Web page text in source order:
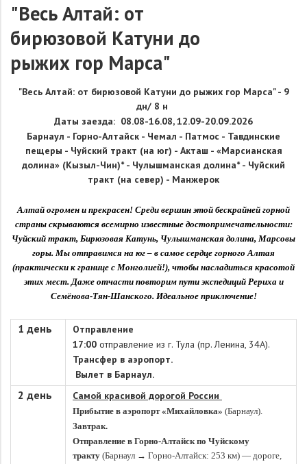
"Весь Алтай: от
бирюзовой Катуни до
рыжих гор Марса"
"Весь Алтай: от бирюзовой Катуни до рыжих гор Марса"- 9
дн/ 8 н
Даты заезда: 08.08-16.08, 12.09-20.09.2026
Барнаул - Горно-Алтайск - Чемал - Патмос - Тавдинские
пещеры - Чуйский тракт (на юг) - Акташ - «Марсианская
долина» (Кызыл-Чин)* - Чулышманская долина* - Чуйский
тракт (на север) - Манжерок
Алтай огромен и прекрасен! Среди вершин этой бескрайней горной
страны скрываются всемирно известные достопримечательности:
Чуйский тракт, Бирюзовая Катунь, Чулышманская долина, Марсовы
горы. Мы отправимся на юг – в самое сердце горного Алтая
(практически к границе с Монголией!), чтобы насладиться красотой
этих мест. Даже отчасти повторим пути экспедиций Рериха и
Семёнова-Тян-Шанского. Идеальное приключение!
1 день
Отправление
17:00 отправление из г. Тула (пр. Ленина, 34А).
Трансфер в аэропорт.
Вылет в Барнаул.
2 день Самой красивой дорогой России
Прибытие в аэропорт «Михайловка» (Барнаул).
Завтрак.
Отправление в Горно-Алтайск по Чуйскому
тракту (Барнаул → Горно-Алтайск: 253 км) — дороге,